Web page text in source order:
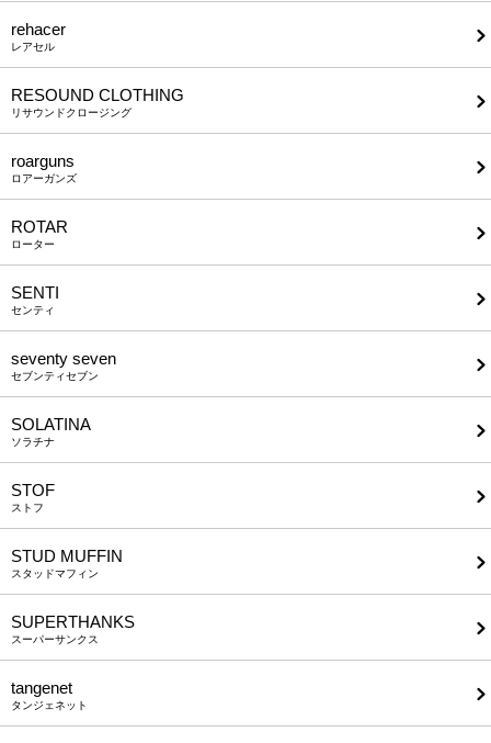
rehacer
レアセル
RESOUND CLOTHING
リサウンドクロージング
roarguns
ロアーガンズ
ROTAR
ローター
SENTI
センティ
seventy seven
セブンティセブン
SOLATINA
ソラチナ
STOF
ストフ
STUD MUFFIN
スタッドマフィン
SUPERTHANKS
スーパーサンクス
tangenet
タンジェネット